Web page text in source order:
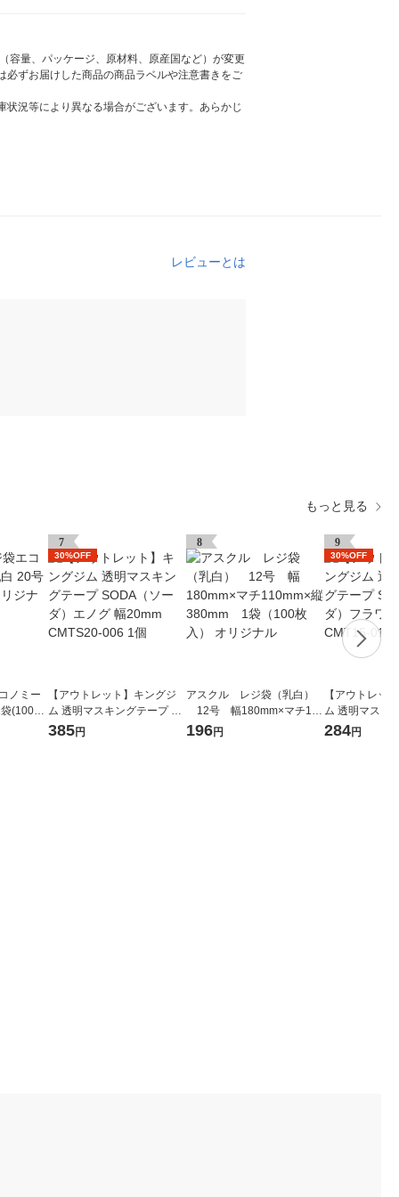
容量、パッケージ、原材料、原産国など）が変更
ずお届けした商品の商品ラベルや注意書きをご
況等により異なる場合がございます。あらかじ
レビューとは
もっと見る
ノミー
(100枚
7
30%OFF
【アウトレット】キングジ
ム 透明マスキングテープ SO
DA（ソーダ）エノグ 幅20m
385円
8
アスクル レジ袋（乳白）
12号 幅180mm×マチ110
mm×縦380mm 1袋（100
196円
9
30%OFF
【アウトレッ
ム 透明マスキ
DA（ソーダ）
284円